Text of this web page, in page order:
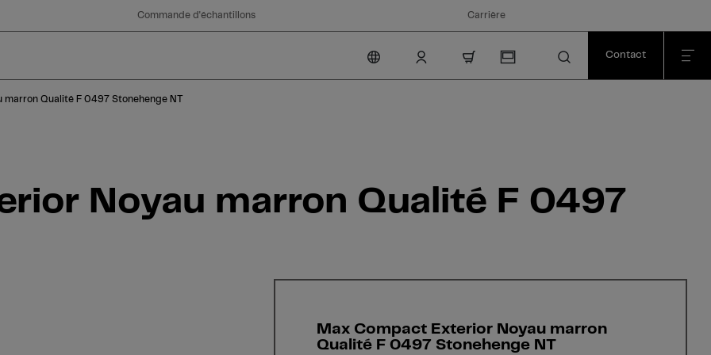
Commande d'échantillons Carrière
Contact
Qualité F 0497 Stonehenge NT
Noyau marron Qualité F 0497
Max Compact Exterior Noyau marron
Qualité F 0497 Stonehenge NT